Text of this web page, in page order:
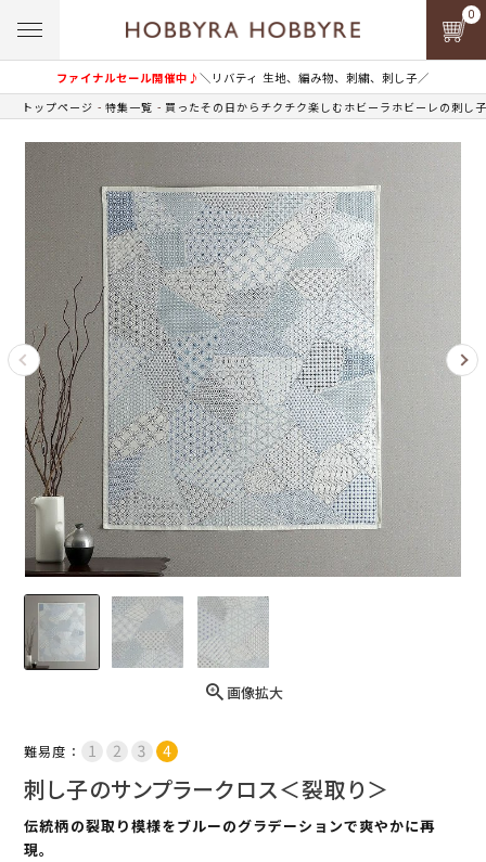
ファイナルセール開催中♪＼リバティ 生地、編み物、刺繍、刺し子／
0
トップページ 特集一覧 買ったその日からチクチク楽しむホビーラホビーレの刺し子
画像拡大
難易度：
刺し子のサンプラークロス＜裂取り＞
伝統柄の裂取り模様をブルーのグラデーションで爽やかに再
現。